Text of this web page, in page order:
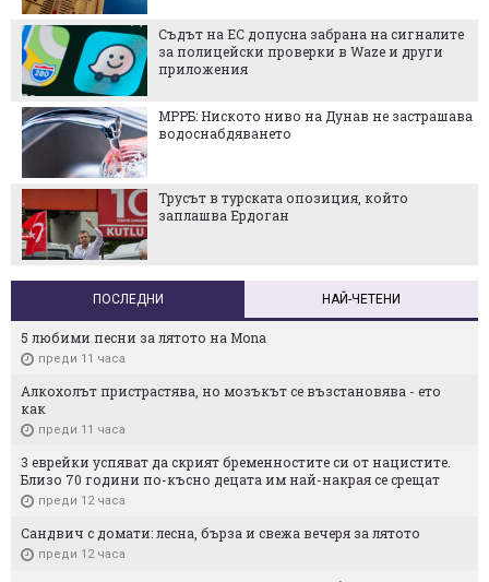
Съдът на ЕС допусна забрана на сигналите
за полицейски проверки в Waze и други
приложения
МРРБ: Ниското ниво на Дунав не застрашава
водоснабдяването
Трусът в турската опозиция, който
заплашва Ердоган
ПОСЛЕДНИ НАЙ-ЧЕТЕНИ
5 любими песни за лятото на Mona
преди 11 часа
Алкохолът пристрастява, но мозъкът се възстановява - ето
как
преди 11 часа
3 еврейки успяват да скрият бременностите си от нацистите.
Близо 70 години по-късно децата им най-накрая се срещат
преди 12 часа
Сандвич с домати: лесна, бърза и свежа вечеря за лятото
преди 12 часа